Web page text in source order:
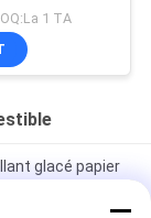
d'emballage
1 TA
glacé papier